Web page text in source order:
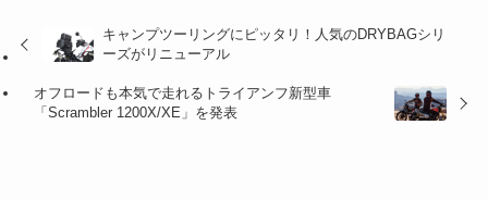
(47)
(1)
(16)
(1)
キャンプツーリングにピッタリ！人気のDRYBAGシリ
ーズがリニューアル
オフロードも本気で走れるトライアンフ新型車
「Scrambler 1200X/XE」を発表